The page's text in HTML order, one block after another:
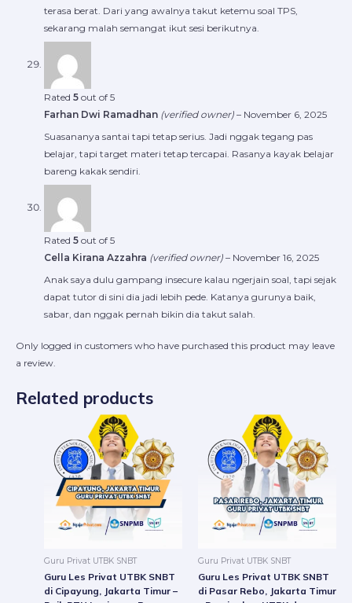
terasa berat. Dari yang awalnya takut ketemu soal TPS,
sekarang malah semangat ikut sesi berikutnya.
Rated 5 out of 5
Farhan Dwi Ramadhan (verified owner) – November 6, 2025
Suasananya santai tapi tetap serius. Jadi nggak tegang pas
belajar, tapi target materi tetap tercapai. Rasanya kayak belajar
bareng kakak sendiri.
Rated 5 out of 5
Cella Kirana Azzahra (verified owner) – November 16, 2025
Anak saya dulu gampang insecure kalau ngerjain soal, tapi sejak
dapat tutor di sini dia jadi lebih pede. Katanya gurunya baik,
sabar, dan nggak pernah bikin dia takut salah.
Only logged in customers who have purchased this product may leave
a review.
Related products
Guru Privat UTBK SNBT
Guru Les Privat UTBK SNBT
di Cipayung, Jakarta Timur –
through
Rp8.400.000
has
multiple
variants.
The
chosen
on
Guru Privat UTBK SNBT
Guru Les Privat UTBK SNBT
di Pasar Rebo, Jakarta Timur
has
The
chosen
on